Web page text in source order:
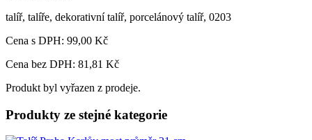
talíř, talíře, dekorativní talíř, porcelánový talíř, 0203
Cena s DPH: 99,00 Kč
Cena bez DPH: 81,81 Kč
Produkt byl vyřazen z prodeje.
Produkty ze stejné kategorie